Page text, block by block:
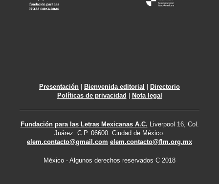
Presentación Bienvenida editorial
Directorio
Políticas de privacidad
Nota legal
Fundación para las Letras Mexicanas A.C. Liverpool 16, Col.
Juárez. C.P. 06600. Ciudad de México.
elem.contacto@gmail.com elem.contacto@flm.org.mx
México - Algunos derechos reservados C 2018